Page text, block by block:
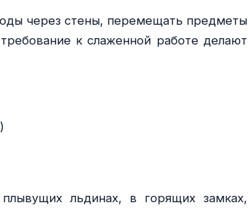
через стены, перемещать предметы
к слаженной работе делают
льдинах, в горящих замках,